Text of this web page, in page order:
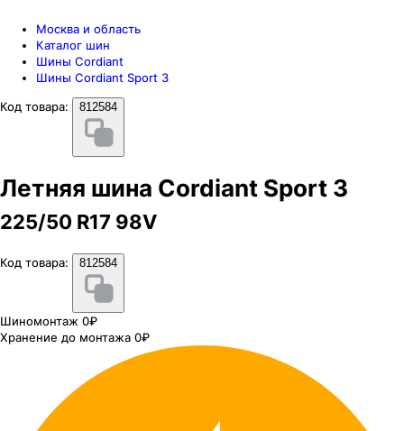
Москва и область
Каталог шин
Шины Cordiant
Шины Cordiant Sport 3
Код товара:
812584
Летняя шина Cordiant Sport 3
225/50 R17 98V
Код товара: 812584
Шиномонтаж 0₽
Хранение до монтажа 0₽